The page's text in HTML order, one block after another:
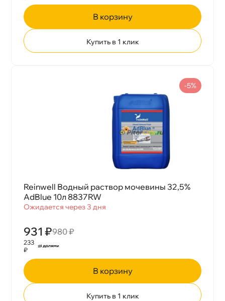
корзину
Купить в 1 клик
Reinwell Водный раствор мочевины 32,5%
AdBlue 10л 8837RW
Ожидается через 3 дня
931 ₽980 ₽
-5%
233
₽
корзину
Купить в 1 клик